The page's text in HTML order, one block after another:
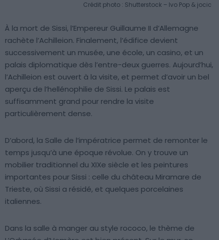
Crédit photo : Shutterstock – Ivo Pop & jocic
À la mort de Sissi, l’Empereur Guillaume II d’Allemagne
rachète l’Achilleion. Finalement, l’édifice devient
successivement un musée, une école, un casino, et un
palais diplomatique dès l’entre-deux guerres. Aujourd’hui,
l’Achilleion est ouvert à la visite, et permet d’avoir un bel
aperçu de l’hellénophilie de Sissi. Le palais est
suffisamment grand pour rendre la visite
particulièrement dense.
D’abord, la Salle de l’impératrice permet de remonter le
temps jusqu’à une époque révolue. On y trouve un
mobilier traditionnel du XIXe siècle et les peintures
importantes pour Sissi : celle du château Miramare de
Trieste, où Sissi a résidé, et quelques porcelaines
italiennes.
Dans la salle à manger au style rococo, le thème de